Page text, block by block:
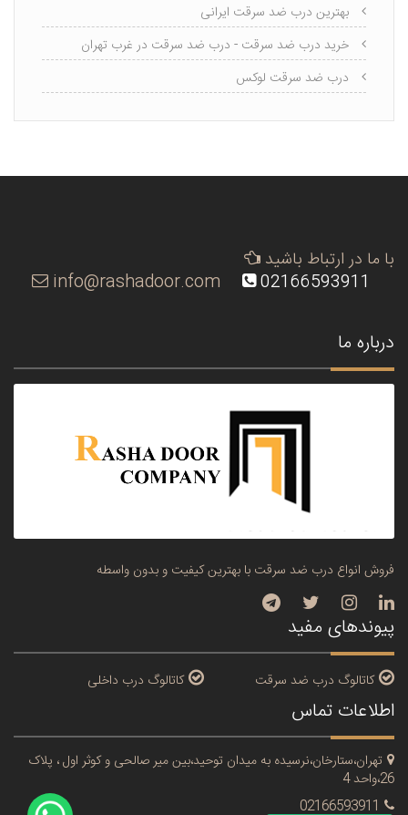
بهترین درب ضد سرقت ایرانی
خرید درب ضد سرقت - درب ضد سرقت در غرب تهران
درب ضد سرقت لوکس
با ما در ارتباط باشید
02166593911
info@rashadoor.com
درباره ما
فروش انواع درب ضد سرقت با بهترین کیفیت و بدون واسطه
پیوندهای مفید
کاتالوگ درب ضد سرقت کاتالوگ درب داخلی
اطلاعات تماس
تهران،ستارخان،نرسیده به میدان توحید،بین میر صالحی و کوثر اول ، پلاک
26،واحد 4
02166593911